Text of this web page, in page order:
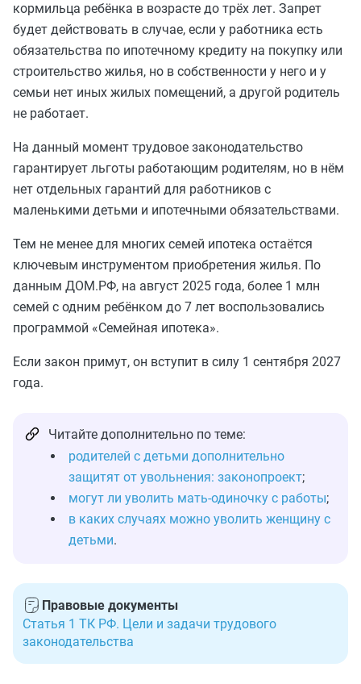
кормильца ребёнка в возрасте до трёх лет. Запрет
будет действовать в случае, если у работника есть
обязательства по ипотечному кредиту на покупку или
строительство жилья, но в собственности у него и у
семьи нет иных жилых помещений, а другой родитель
не работает.
На данный момент трудовое законодательство
гарантирует льготы работающим родителям, но в нём
нет отдельных гарантий для работников с
маленькими детьми и ипотечными обязательствами.
Тем не менее для многих семей ипотека остаётся
ключевым инструментом приобретения жилья. По
данным ДОМ.РФ, на август 2025 года, более 1 млн
семей с одним ребёнком до 7 лет воспользовались
программой «Семейная ипотека».
Если закон примут, он вступит в силу 1 сентября 2027
года.
Читайте дополнительно по теме:
родителей с детьми дополнительно
защитят от увольнения: законопроект;
могут ли уволить мать-одиночку с работы;
в каких случаях можно уволить женщину с
детьми.
Правовые документы
Статья 1 ТК РФ. Цели и задачи трудового
законодательства